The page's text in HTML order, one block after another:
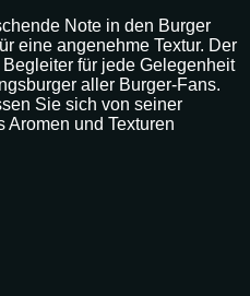
Note in den Burger
eine angenehme Textur. Der
für jede Gelegenheit
aller Burger-Fans.
Sie sich von seiner
und Texturen